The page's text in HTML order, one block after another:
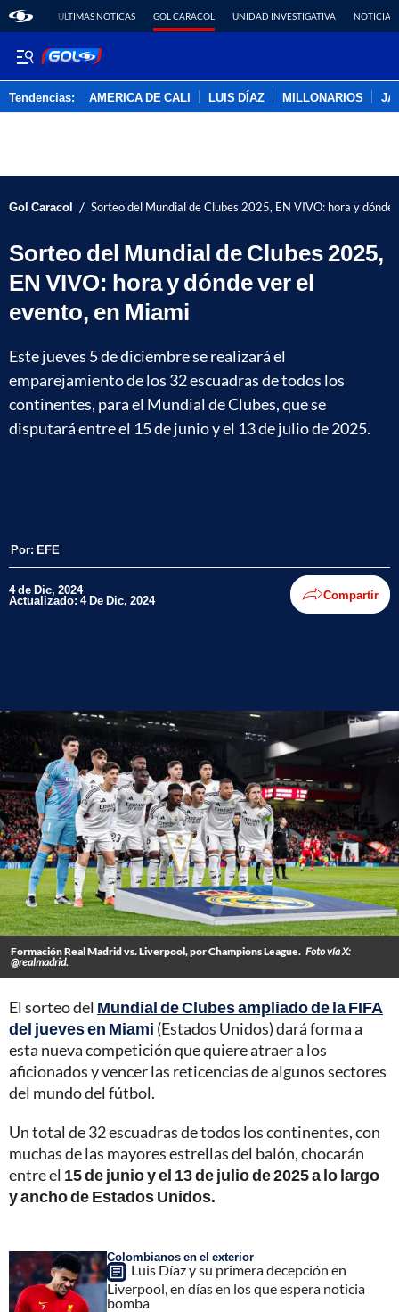
ÚLTIMAS NOTICAS GOL CARACOL UNIDAD INVESTIGATIVA NOTICIAS
Tendencias: AMERICA DE CALI LUIS DÍAZ MILLONARIOS
Gol Caracol / Sorteo del Mundial de Clubes 2025, EN VIVO: hora y
Sorteo del Mundial de Clubes 2025,
EN VIVO: hora y dónde ver el
evento, en Miami
Este jueves 5 de diciembre se realizará el
emparejamiento de los 32 escuadras de todos los
continentes, para el Mundial de Clubes, que se
disputará entre el 15 de junio y el 13 de julio de 2025.
Por: EFE
4 de Dic, 2024
Actualizado: 4 De Dic, 2024 Compartir
Formación Real Madrid vs. Liverpool, por Champions League. Foto vía X:
@realmadrid.
El sorteo del Mundial de Clubes ampliado de la FIFA
del jueves en Miami (Estados Unidos) dará forma a
esta nueva competición que quiere atraer a los
aficionados y vencer las reticencias de algunos sectores
del mundo del fútbol.
Un total de 32 escuadras de todos los continentes, con
muchas de las mayores estrellas del balón, chocarán
entre el 15 de junio y el 13 de julio de 2025 a lo largo
y ancho de Estados Unidos.
Colombianos en el exterior
Luis Díaz y su primera decepción en
Liverpool, en días en los que espera noticia
bomba